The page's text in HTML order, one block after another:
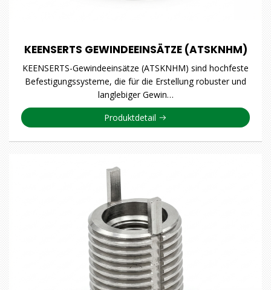
KEENSERTS GEWINDEEINSÄTZE (ATSKNHM)
KEENSERTS-Gewindeeinsätze (ATSKNHM) sind hochfeste
Befestigungssysteme, die für die Erstellung robuster und
langlebiger Gewin…
Produktdetail